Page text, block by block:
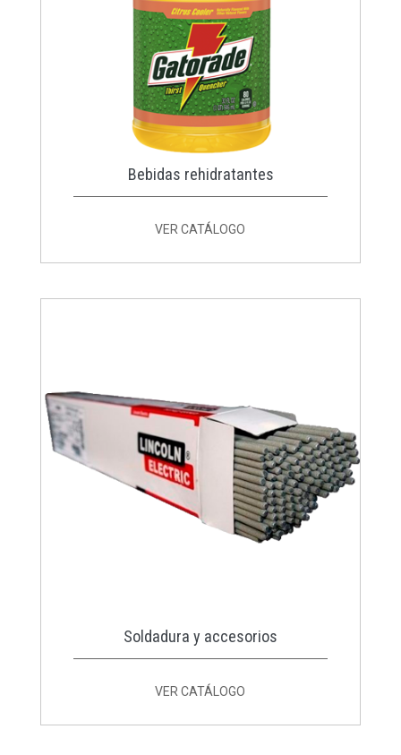
Bebidas rehidratantes
VER CATÁLOGO
Soldadura y accesorios
VER CATÁLOGO